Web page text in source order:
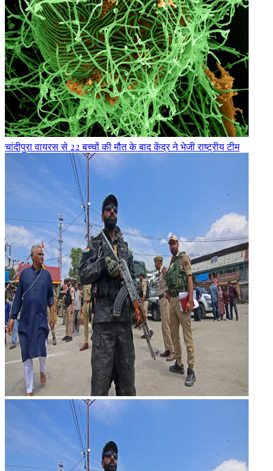
चांदीपुरा वायरस से 22 बच्चों की मौत के बाद केंद्र ने भेजी राष्ट्रीय टीम